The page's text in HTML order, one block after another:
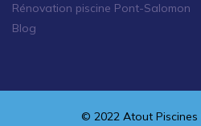
Rénovation piscine Pont-Salomon
Blog
© 2022 Atout Piscines